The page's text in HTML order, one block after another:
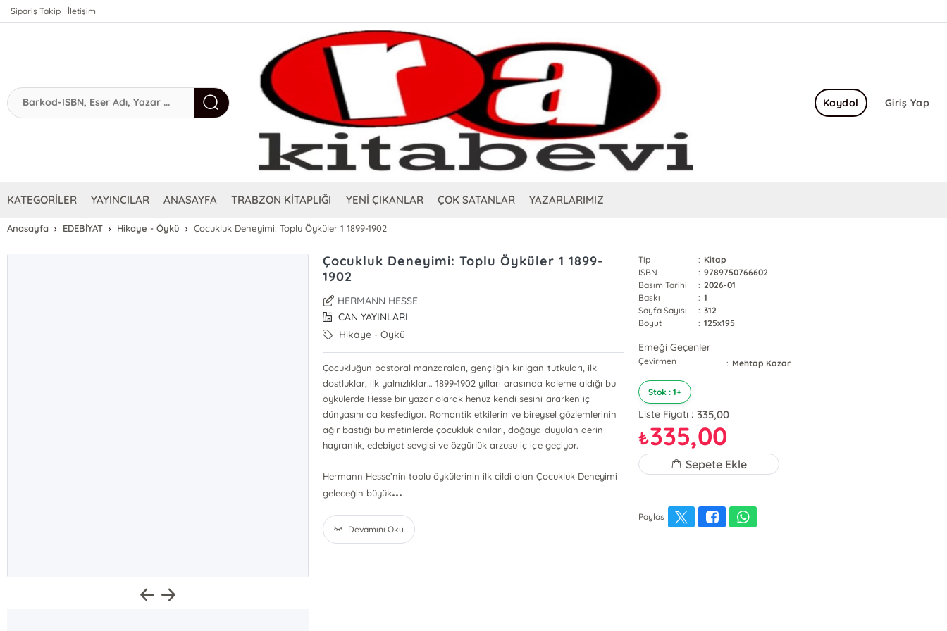
Sipariş Takip İletişim
Giriş Yap
Kaydol
KATEGORİLER YAYINCILAR ANASAYFA TRABZON KİTAPLIĞI YENİ ÇIKANLAR ÇOK SATANLAR YAZARLARIMIZ
Anasayfa EDEBİYAT Hikaye - Öykü Çocukluk Deneyimi: Toplu Öyküler 1 1899-1902
Çocukluk Deneyimi: Toplu Öyküler 1 1899-
1902
HERMANN HESSE
CAN YAYINLARI
Hikaye - Öykü
Çocukluğun pastoral manzaraları, gençliğin kırılgan tutkuları, ilk
dostluklar, ilk yalnızlıklar… 1899-1902 yılları arasında kaleme aldığı bu
öykülerde Hesse bir yazar olarak henüz kendi sesini ararken iç
dünyasını da keşfediyor. Romantik etkilerin ve bireysel gözlemlerinin
ağır bastığı bu metinlerde çocukluk anıları, doğaya duyulan derin
hayranlık, edebiyat sevgisi ve özgürlük arzusu iç içe geçiyor.
Hermann Hesse’nin toplu öykülerinin ilk cildi olan Çocukluk Deneyimi
geleceğin büyük...
Devamını Oku
Tip : Kitap
ISBN
: 9789750766602
Basım Tarihi
: 2026-01
Baskı
: 1
Sayfa Sayısı
: 312
Boyut
: 125x195
Emeği Geçenler
Çevirmen : Mehtap Kazar
Stok : 1+
Liste Fiyatı : 335,00
₺335,00
Sepete Ekle
Paylaş